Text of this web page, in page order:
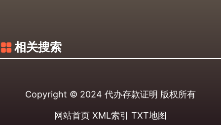
相关搜索
Copyright © 2024 代办存款证明 版权所有
网站首页 XML索引 TXT地图